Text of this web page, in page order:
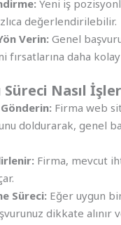
Yeni iş
değerlendirilebilir.
Verin: Genel
fırsatlarına daha kolay
Nasıl
Firma web
doldurarak, genel
Firma, mevcut
Süreci: Eğer uygun
dikkate